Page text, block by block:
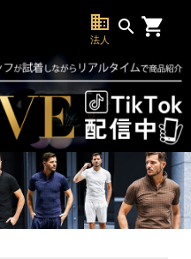
business
法人
search